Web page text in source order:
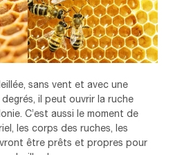
sans vent et avec une
il peut ouvrir la ruche
C’est aussi le moment de
les corps des ruches, les
être prêts et propres pour